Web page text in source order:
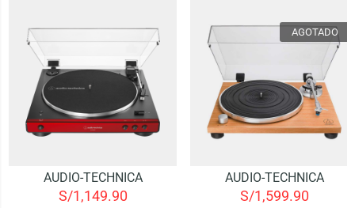
AUDIO-TECHNICA
S/1,149.90
AGOTADO
AUDIO-TECHNICA
S/1,599.90